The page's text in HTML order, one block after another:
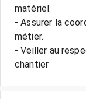
matériel.
- Assurer la
métier.
- Veiller au
chantier